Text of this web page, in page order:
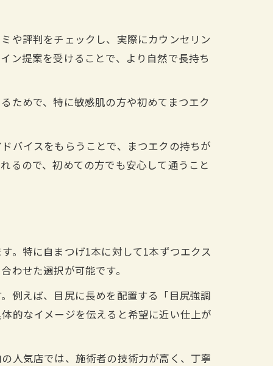
や評判をチェックし、実際にカウンセリン
ン提案を受けることで、より自然で長持ち
ためで、特に敏感肌の方や初めてまつエク
バイスをもらうことで、まつエクの持ちが
るので、初めての方でも安心して通うこと
。特に自まつげ1本に対して1本ずつエクス
わせた選択が可能です。
例えば、目尻に長めを配置する「目尻強調
的なイメージを伝えると希望に近い仕上が
人気店では、施術者の技術力が高く、丁寧